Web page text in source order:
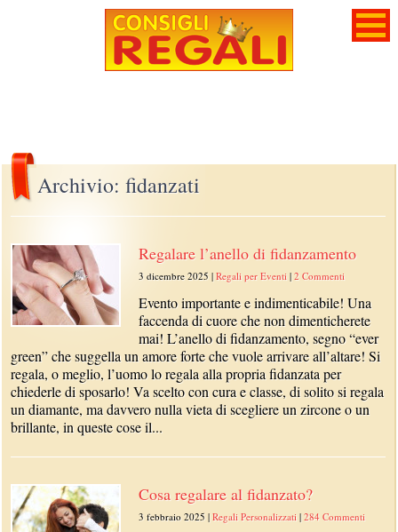
Archivio: fidanzati
Regalare l’anello di fidanzamento
3 dicembre 2025 |Regali per Eventi |2 Commenti
Evento importante e indimenticabile! Una
faccenda di cuore che non dimenticherete
mai! L’anello di fidanzamento, segno “ever
green” che suggella un amore forte che vuole arrivare all’altare! Si
regala, o meglio, l’uomo lo regala alla propria fidanzata per
chiederle di sposarlo! Va scelto con cura e classe, di solito si regala
un diamante, ma davvero nulla vieta di scegliere un zircone o un
brillante, in queste cose il...
Cosa regalare al fidanzato?
3 febbraio 2025 |Regali Personalizzati |284 Commenti